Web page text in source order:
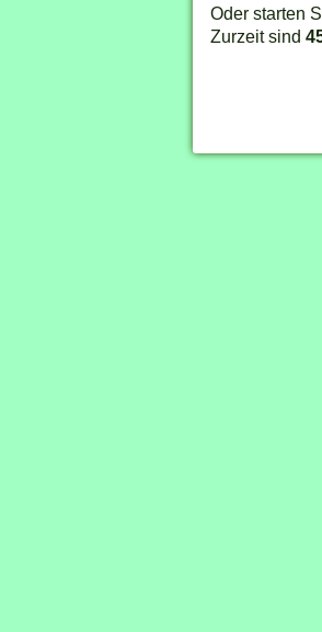
Oder starten
Zurzeit sind